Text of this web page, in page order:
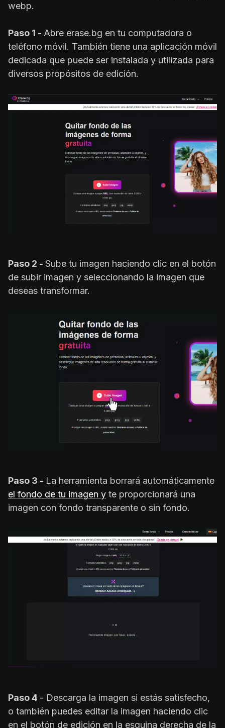
webp.
Paso 1 - Abre erase.bg en tu computadora o
teléfono móvil. También tiene una aplicación móvil
dedicada que puede ser instalada y utilizada para
diversos propósitos de edición.
Paso 2 - Sube tu imagen haciendo clic en el botón
de subir imagen y seleccionando la imagen que
deseas transformar.
Paso 3 - La herramienta borrará automáticamente
el fondo de tu imagen y te proporcionará una
imagen con fondo transparente o sin fondo.
Paso 4 - Descarga la imagen si estás satisfecho,
o también puedes editar la imagen haciendo clic
en el botón de edición en la esquina derecha de la